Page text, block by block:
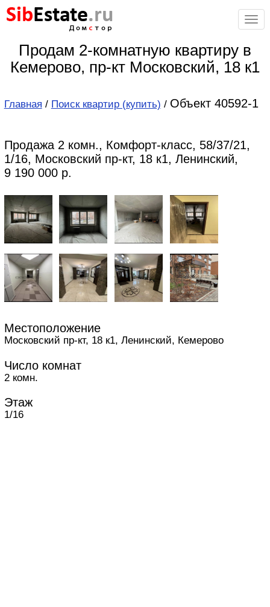
SibEstate.ru
стор
Продам 2-комнатную квартиру в
Кемерово, пр-кт Московский, 18 к1
Главная / Поиск квартир (купить) / Объект 40592-1
Продажа 2 комн., Комфорт-класс, 58/37/21,
1/16, Московский пр-кт, 18 к1, Ленинский,
9 190 000 р.
Местоположение
Московский пр-кт, 18 к1, Ленинский, Кемерово
Число комнат
2 комн.
Этаж
1/16